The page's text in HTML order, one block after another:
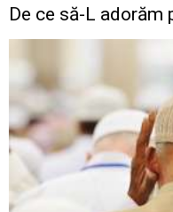
De ce să-L adorăm